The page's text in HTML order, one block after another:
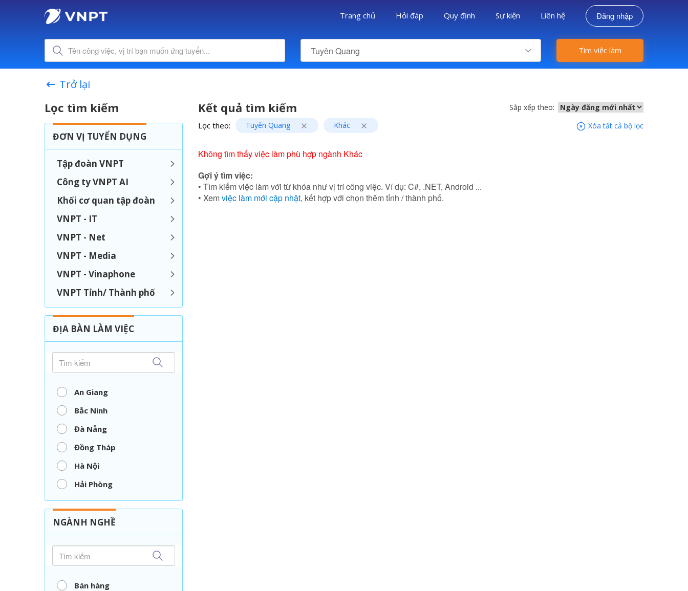
Trang chủ Hỏi đáp Quy định Sự kiện Liên hệ Đăng nhập
Tuyên Quang Tìm việc làm
Trở lại
Lọc tìm kiếm
ĐƠN VỊ TUYỂN DỤNG
Tập đoàn VNPT
Công ty VNPT AI
Khối cơ quan tập đoàn
VNPT - IT
VNPT - Net
VNPT - Media
VNPT - Vinaphone
VNPT Tỉnh/ Thành phố
ĐỊA BÀN LÀM VIỆC
An Giang
Bắc Ninh
Đà Nẵng
Đồng Tháp
Hà Nội
Hải Phòng
Nghệ An
Thái Nguyên
Vĩnh Long
NGÀNH NGHỀ
Bán hàng
Kết quả tìm kiếm Sắp xếp theo:
Lọc theo: Tuyên Quang Khác Xóa tất cả bộ lọc
Không tìm thấy việc làm phù hợp ngành Khác
Gợi ý tìm việc:
• Tìm kiếm việc làm với từ khóa như vị trí công việc. Ví dụ: C#, .NET, Android ...
• Xemviệc làm mới cập nhật, kết hợp với chọn thêm tỉnh / thành phố.